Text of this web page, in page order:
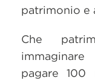
patrimonio e
Che
pagare